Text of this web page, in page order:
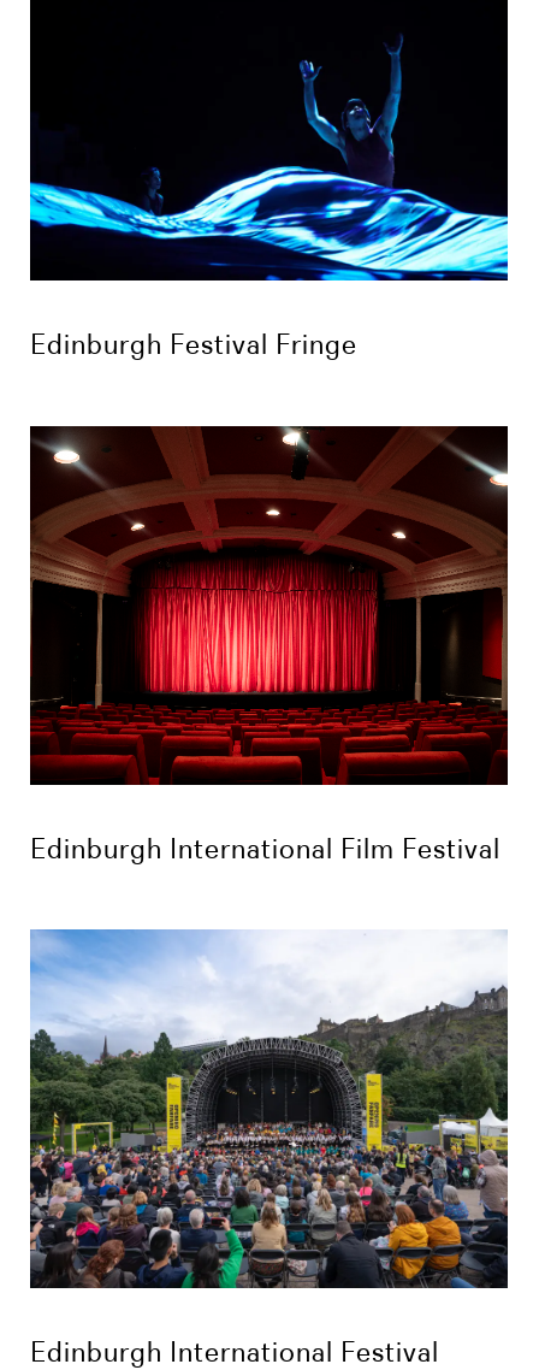
Edinburgh Festival Fringe
Edinburgh International Film Festival
Edinburgh International Festival